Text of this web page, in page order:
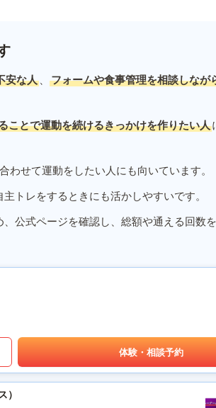
安な人 、
フォームや食事管理を相談しなが
ことで運動を続けるきっかけを作りたい人
わせて運動をしたい人にも向いています。
トレをするときにも活かしやすいです。
公式ページを確認し、総額や通える回数
体験・相談予約
）